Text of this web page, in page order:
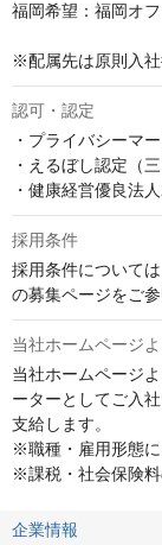
福岡希望：福岡オ
※配属先は原則入
認可・認定
・プライバシーマ
・えるぼし認定（三
・健康経営優良法
採用条件
採用条件について
の募集ページをご参
当社ホームページ
当社ホームページ
ーターとしてご入
支給します。
※職種・雇用形態
※課税・社会保険
企業情報